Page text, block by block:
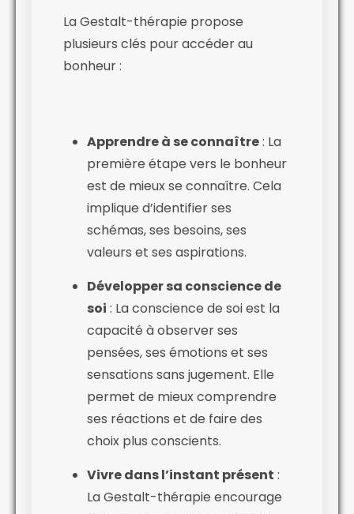
La Gestalt-thérapie propose
plusieurs clés pour accéder au
bonheur :
Apprendre à se connaître: La
première étape vers le bonheur
est de mieux se connaître. Cela
implique d’identifier ses
schémas, ses besoins, ses
valeurs et ses aspirations.
Développer sa conscience de
soi : La conscience de soi est la
capacité à observer ses
pensées, ses émotions et ses
sensations sans jugement. Elle
permet de mieux comprendre
ses réactions et de faire des
choix plus conscients.
Vivre dans l’instant présent :
La Gestalt-thérapie encourage